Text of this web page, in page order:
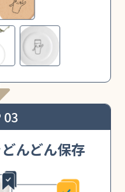
03
んどん保存